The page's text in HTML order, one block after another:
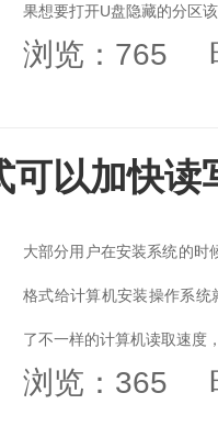
果想要打开U盘隐藏的分区
浏览：765
可以加快读
大部分用户在安装系统的时
格式给计算机安装操作系
了不一样的计算机读取速度
浏览：365